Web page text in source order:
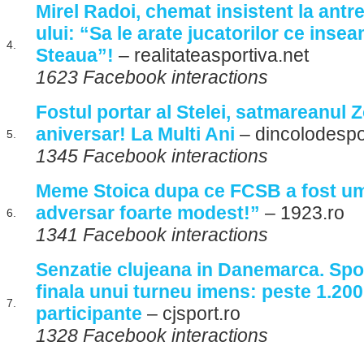
4.
Mirel Radoi, chemat insistent la
ului: “Sa le arate jucatorilor ce
Steaua”! – realitateasportiva.net
1623 Facebook interactions
5.
Fostul portar al Stelei, satmareanul
aniversar! La Multi Ani –
1345 Facebook interactions
6.
Meme Stoica dupa ce FCSB a fost
adversar foarte modest!” – 1923.ro
1341 Facebook interactions
7.
Senzatie clujeana in Danemarca.
finala unui turneu imens: peste
participante – cjsport.ro
1328 Facebook interactions